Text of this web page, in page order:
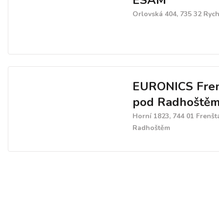
Orlovská 404, 735 32
EURONICS
pod
Horní 1823, 744 01
Radhoštěm